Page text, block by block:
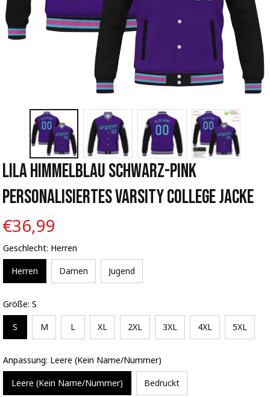
Lila Himmelblau Schwarz-Pink
Personalisiertes Varsity College Jacke
€36,99
Geschlecht: Herren
Herren Damen Jugend
Größe: S
S M L XL 2XL 3XL 4XL 5XL
Anpassung: Leere (Kein Name/Nummer)
Leere (Kein Name/Nummer) Bedruckt